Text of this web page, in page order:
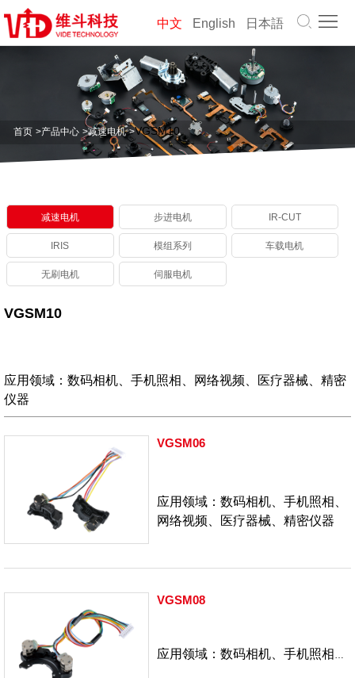
中文 English 日本語
首
斗
中
决
案
公
动
业
涯
联
我
料
载
首页 >产品中心 >减速电机 >VGSM10
减速电机 步进电机 IR-CUT
IRIS 模组系列 车载电机
无刷电机 伺服电机
VGSM10
应用领域：数码相机、手机照相、网络视频、医疗器械、精密
仪器
VGSM06
应用领域：数码相机、手机照相、
网络视频、医疗器械、精密仪器
VGSM08
应用领域：数码相机、手机照相、